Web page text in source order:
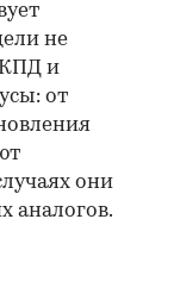
не
КПД и
от
они
аналогов.